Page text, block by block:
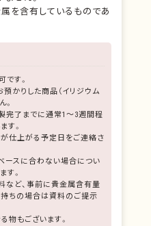
を含有しているものであ
す。
かりした商品（イリジウム
。
完了までに通常1～3週間程
す。
仕上がる予定日をご連絡さ
ースに合わない場合につい
す。
など、事前に貴金属含有量
ちの場合は資料のご提示
物もございます。